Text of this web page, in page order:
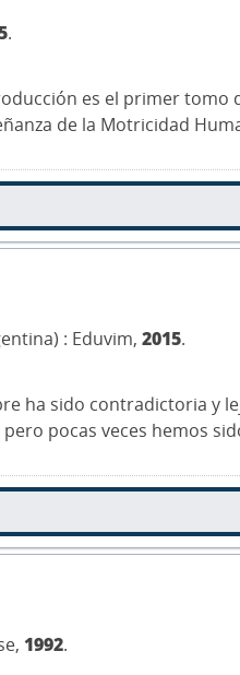
.
es el primer tomo
de la Motricidad
: Eduvim, 2015.
ha sido contradictoria y
pocas veces hemos
1992.